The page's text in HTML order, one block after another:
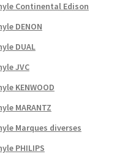
Continental Edison
DENON
DUAL
JVC
KENWOOD
MARANTZ
Marques diverses
PHILIPS